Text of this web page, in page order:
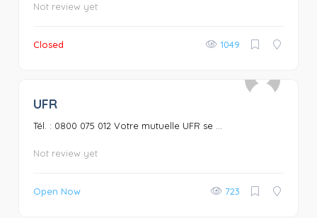
Not review yet
Closed 1049
UFR
Tél. : 0800 075 012 Votre mutuelle UFR se ...
Not review yet
Open Now 723